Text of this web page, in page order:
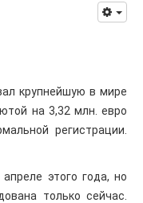
крупнейшую в мире
на 3,32 млн. евро
регистрации.
этого года, но
только сейчас.